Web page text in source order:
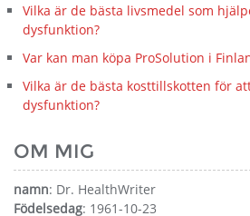
Vilka är de bästa livsmedel som
dysfunktion?
Var kan man köpa ProSolution i
Vilka är de bästa kosttillskotten för
dysfunktion?
OM MIG
namn: Dr. HealthWriter
Födelsedag: 1961-10-23